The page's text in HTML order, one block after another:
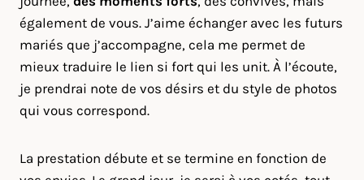
également de vous. J’aime échanger avec les futurs
mariés que j’accompagne, cela me permet de
mieux traduire le lien si fort qui les unit. À l’écoute,
je prendrai note de vos désirs et du style de photos
qui vous correspond.
La prestation débute et se termine en fonction de